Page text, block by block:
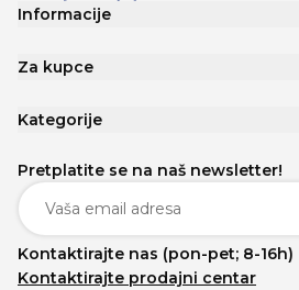
Informacije
Za kupce
Kategorije
Pretplatite se na naš newsletter!
Kontaktirajte nas (pon-pet; 8-16h)
Kontaktirajte prodajni centar